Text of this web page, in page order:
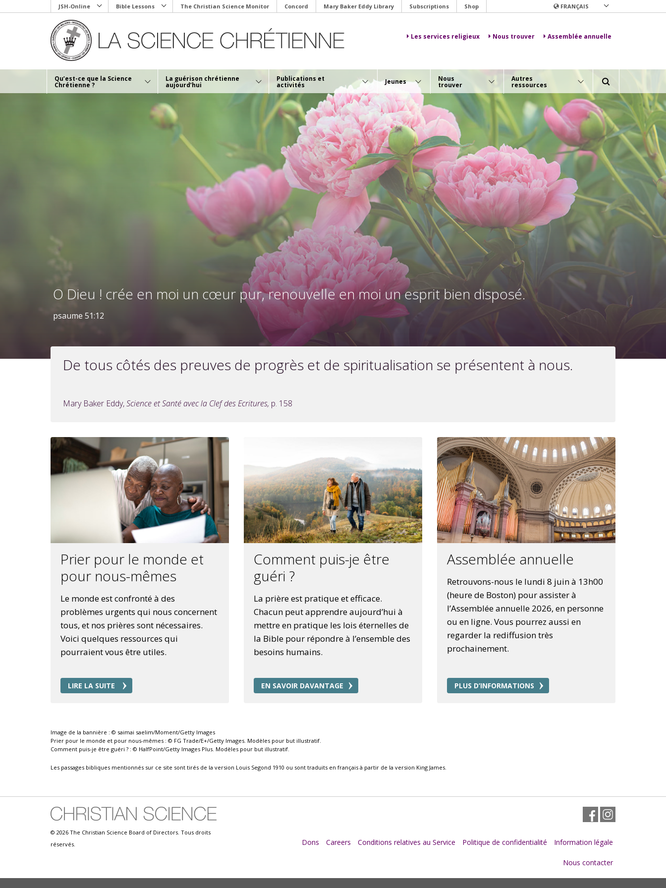
to
JSH-Online Bible Lessons The Christian Science Monitor Concord Mary Baker Eddy Library Subscriptions Shop FRANÇAIS
Les services religieux Nous trouver Assemblée annuelle
Qu’est-ce que la Science
Chrétienne ?
La guérison chrétienne
aujourd’hui
Publications et
activités Jeunes Nous
trouver
Autres
ressources
O Dieu ! crée en moi un cœur pur, renouvelle en moi un esprit bien disposé.
psaume 51:12
De tous côtés des preuves de progrès et de spiritualisation se présentent à nous.
Mary Baker Eddy,Science et Santé avec la Clef des Ecritures, p. 158
Prier pour le monde et
pour nous-mêmes
Le monde est confronté à des
problèmes urgents qui nous concernent
tous, et nos prières sont nécessaires.
Voici quelques ressources qui
pourraient vous être utiles.
LIRE LA SUITE
Comment puis-je être
guéri ?
La prière est pratique et efficace.
Chacun peut apprendre aujourd’hui à
mettre en pratique les lois éternelles de
la Bible pour répondre à l’ensemble des
besoins humains.
EN SAVOIR DAVANTAGE
Assemblée annuelle
Retrouvons-nous le lundi 8 juin à 13h00
(heure de Boston) pour assister à
l’Assemblée annuelle 2026, en personne
ou en ligne. Vous pourrez aussi en
regarder la rediffusion très
prochainement.
PLUS D’INFORMATIONS
Image de la bannière : © saimai saelim/Moment/Getty Images
Prier pour le monde et pour nous-mêmes : © FG Trade/E+/Getty Images. Modèles pour but illustratif.
Comment puis-je être guéri ? : © HalfPoint/Getty Images Plus. Modèles pour but illustratif.
Les passages bibliques mentionnés sur ce site sont tirés de la version Louis Segond 1910 ou sont traduits en français à partir de la version King James.
FacebookInstagram
Dons Careers Conditions relatives au Service Politique de confidentialité Information légale
Nous contacter
© 2026 The Christian Science Board of Directors. Tous droits
réservés.